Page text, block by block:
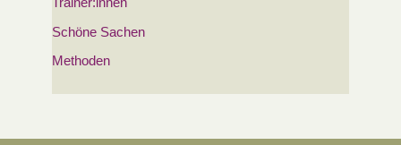
Schöne Sachen
Methoden